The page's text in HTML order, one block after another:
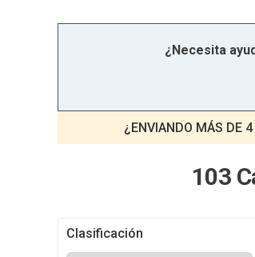
¿Necesita
¿ENVIANDO MÁS DE
103
Clasificación